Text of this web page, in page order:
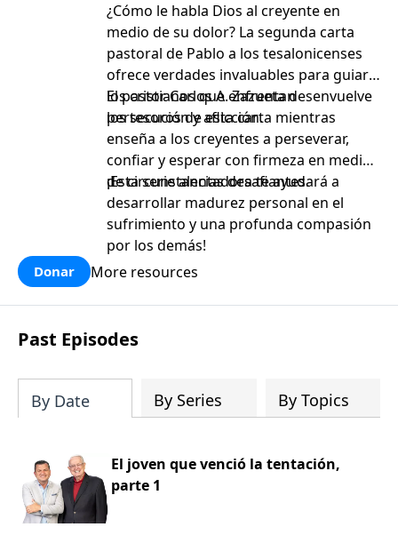
¿Cómo le habla Dios al creyente en
medio de su dolor? La segunda carta
pastoral de Pablo a los tesalonicenses
ofrece verdades invaluables para guiar a
los cristianos que enfrentan
persecución y aflicción.
El pastor Carlos A. Zazueta desenvuelve
los tesoros de esta carta mientras
enseña a los creyentes a perseverar,
confiar y esperar con firmeza en medio
de circunstancias desafiantes.
¡Esta serie alentadora te ayudará a
desarrollar madurez personal en el
sufrimiento y una profunda compasión
por los demás!
Donar More resources
Past Episodes
By Date By Series By Topics
El joven que venció la tentación,
parte 1